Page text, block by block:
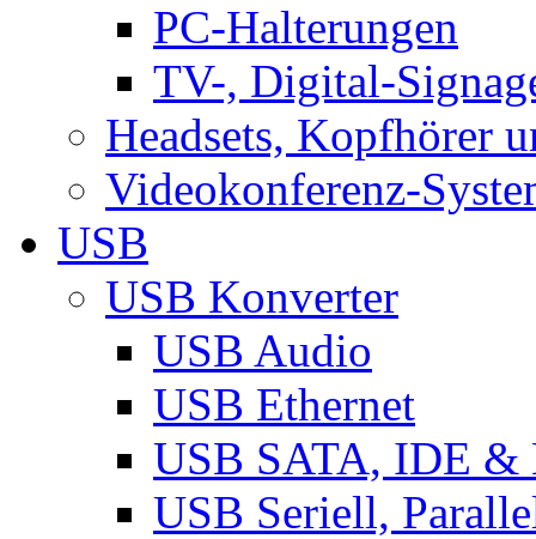
PC-Halterungen
TV-, Digital-
Headsets, Kopfhörer
Videokonferenz-
USB
USB Konverter
USB Audio
USB Ethernet
USB SATA, IDE &
USB Seriell,